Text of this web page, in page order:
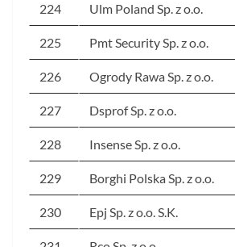
224 Ulm Poland Sp. z o.o.
225 Pmt Security Sp. z o.o.
226 Ogrody Rawa Sp. z o.o.
227 Dsprof Sp. z o.o.
228 Insense Sp. z o.o.
229 Borghi Polska Sp. z o.o.
230 Epj Sp. z o.o. S.K.